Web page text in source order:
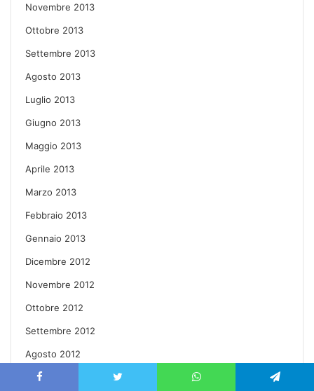
Novembre 2013
Ottobre 2013
Settembre 2013
Agosto 2013
Luglio 2013
Giugno 2013
Maggio 2013
Aprile 2013
Marzo 2013
Febbraio 2013
Gennaio 2013
Dicembre 2012
Novembre 2012
Ottobre 2012
Settembre 2012
Agosto 2012
Luglio 2012